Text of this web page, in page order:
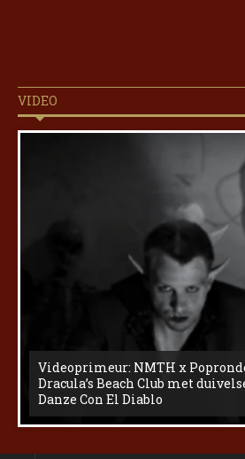
VIDEO
Videoprimeur: NMTH x
Dracula’s Beach Club met
Danze Con El Diablo